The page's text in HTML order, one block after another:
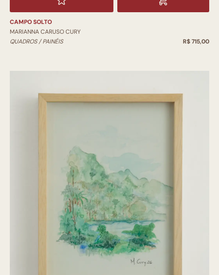
CAMPO SOLTO
MARIANNA CARUSO CURY
QUADROS / PAINÉIS
R$ 715,00